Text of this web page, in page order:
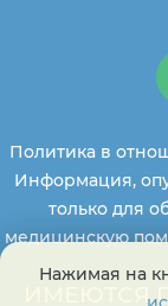
Политика в
Информация,
только для
медицинскую
ИМЕЮТСЯ
Нажимая на